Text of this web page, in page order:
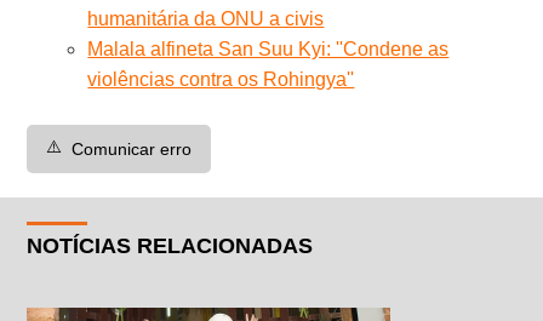
humanitária da ONU a civis
Malala alfineta San Suu Kyi: ''Condene as
violências contra os Rohingya''
⚠️ Comunicar erro
NOTÍCIAS RELACIONADAS